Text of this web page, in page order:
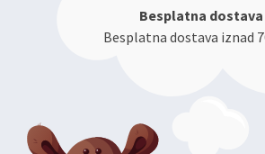
Besplatna dostava
Besplatna dostava iznad